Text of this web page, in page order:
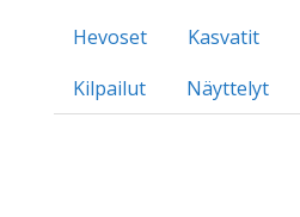
Hevoset Kasvatit
Kilpailut
Näyttelyt